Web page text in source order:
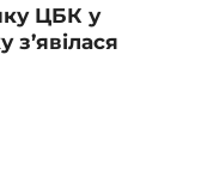
ЦБК у
з’явілася